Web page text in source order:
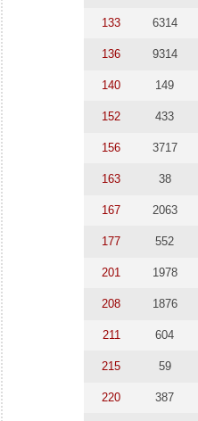
133 6314
136 9314
140 149
152 433
156 3717
163 38
167 2063
177 552
201 1978
208 1876
211 604
215 59
220 387